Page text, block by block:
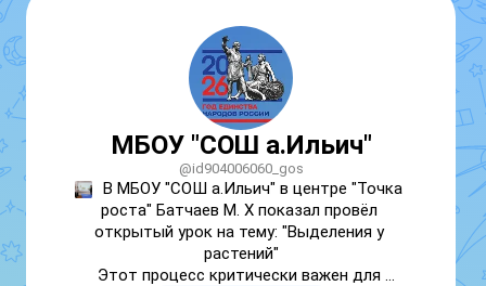
МБОУ "СОШ а.Ильич"
@id904006060_gos
В МБОУ "СОШ а.Ильич" в центре "Точка
роста" Батчаев М. Х показал провёл
открытый урок на тему: "Выделения у
растений"
Этот процесс критически важен для